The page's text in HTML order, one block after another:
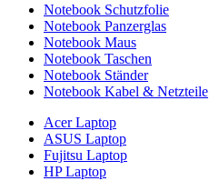
Notebook Schutzfolie
Notebook Panzerglas
Notebook Maus
Notebook Taschen
Notebook Ständer
Notebook Kabel & Netzteile
Acer Laptop
ASUS Laptop
Fujitsu Laptop
HP Laptop